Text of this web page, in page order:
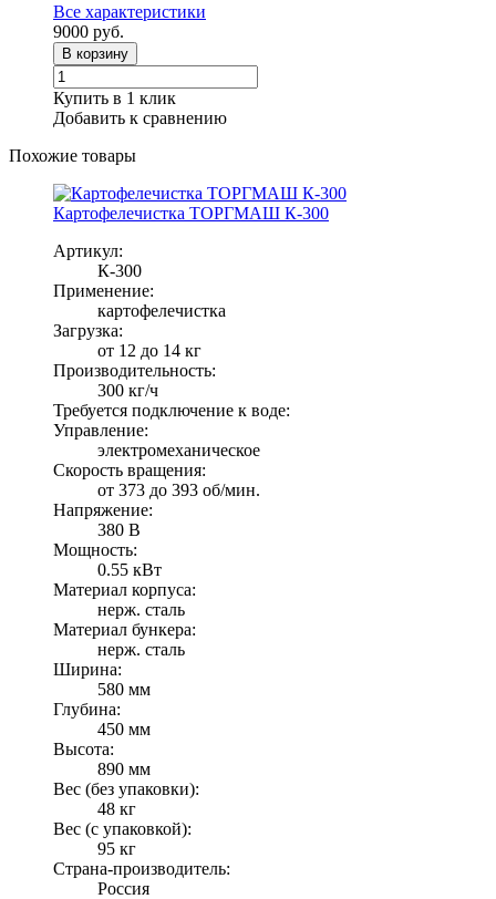
Все характеристики
9000 руб.
В корзину
Купить в 1 клик
Добавить к сравнению
Похожие товары
Картофелечистка ТОРГМАШ К-300
Артикул:
К-300
Применение:
картофелечистка
Загрузка:
от 12 до 14 кг
Производительность:
300 кг/ч
Требуется подключение к воде:
Управление:
электромеханическое
Скорость вращения:
от 373 до 393 об/мин.
Напряжение:
380 В
Мощность:
0.55 кВт
Материал корпуса:
нерж. сталь
Материал бункера:
нерж. сталь
Ширина:
580 мм
Глубина:
450 мм
Высота:
890 мм
Вес (без упаковки):
48 кг
Вес (с упаковкой):
95 кг
Страна-производитель:
Россия